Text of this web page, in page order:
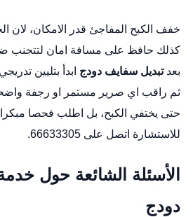
خفف الكبح المفاجئ قدر الامكان، لان
كذلك حافظ على مسافة امان لتتجنب
بعدتبديل سفايف دودج ابدأ بتليين
ثم راقب اي صرير مستمر او رجفة واضحة.
حتى يختفي الكبح، بل اطلب فحصا
للاستشارة اتصل على 66633305.
الأسئلة الشائعة حول
دودج